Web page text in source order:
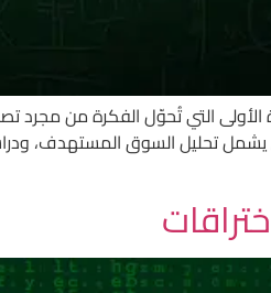
التي تُحوّل الفكرة من مجرد
يشمل تحليل السوق المستهدف،